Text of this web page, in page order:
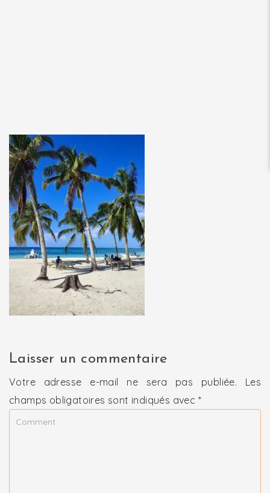
Laisser un commentaire
Votre adresse e-mail ne sera pas publiée.
Les
champs obligatoires sont indiqués avec *